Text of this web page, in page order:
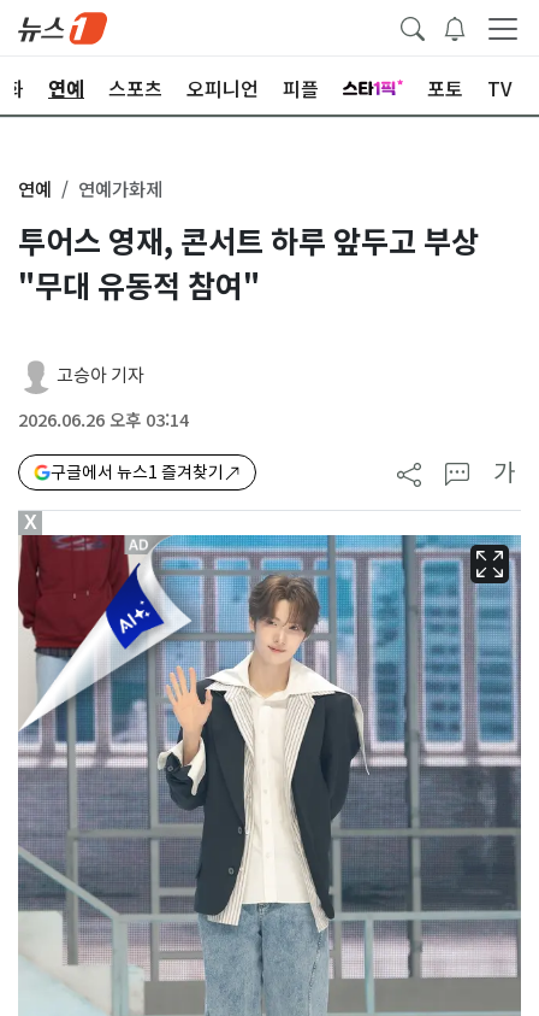
화 연예 스포츠 오피니언 피플 포토 TV
연예 연예가화제
투어스 영재, 콘서트 하루 앞두고 부상
"무대 유동적 참여"
고승아 기자
2026.06.26 오후 03:14
구글에서 뉴스1 즐겨찾기 가
X